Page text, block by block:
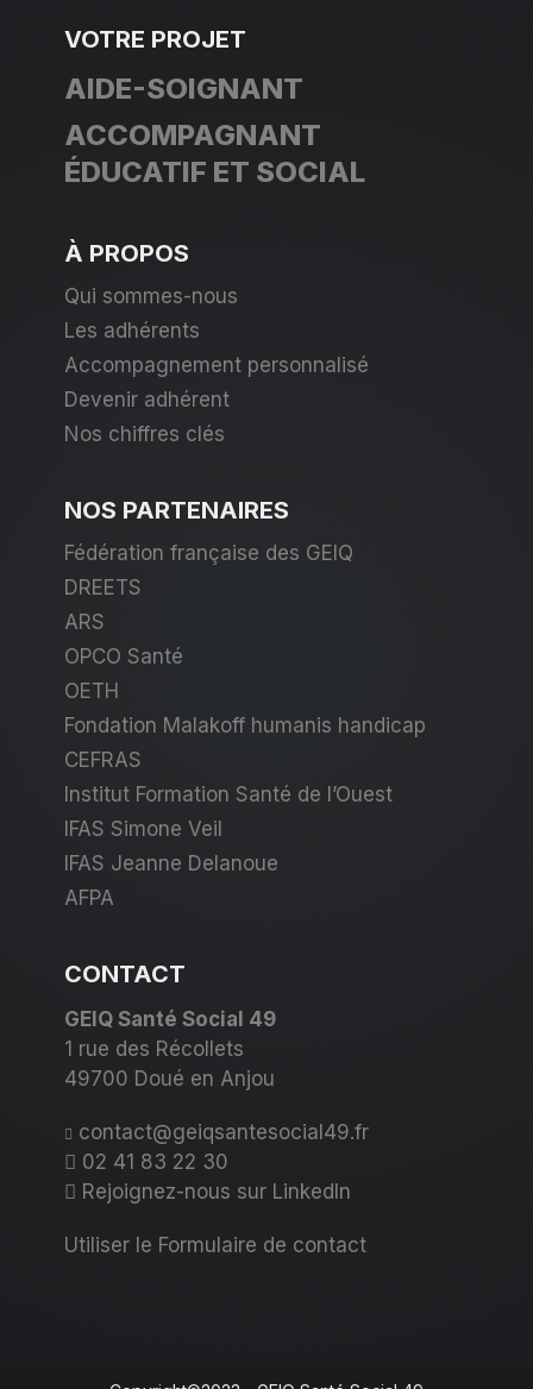
VOTRE PROJET
AIDE-SOIGNANT
ACCOMPAGNANT
ÉDUCATIF ET SOCIAL
À PROPOS
Qui sommes-nous
Les adhérents
Accompagnement personnalisé
Devenir adhérent
Nos chiffres clés
NOS PARTENAIRES
Fédération française des GEIQ
DREETS
ARS
OPCO Santé
OETH
Fondation Malakoff humanis handicap
CEFRAS
Institut Formation Santé de l’Ouest
IFAS Simone Veil
IFAS Jeanne Delanoue
AFPA
CONTACT
GEIQ Santé Social 49
1 rue des Récollets
49700 Doué en Anjou
contact@geiqsantesocial49.fr
02 41 83 22 30
Rejoignez-nous sur LinkedIn
Utiliser le Formulaire de contact